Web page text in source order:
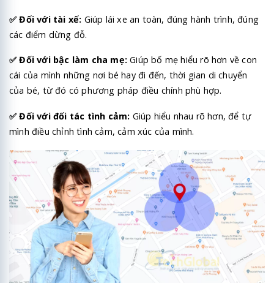
✅ Đối với tài xế: Giúp lái xe an toàn, đúng hành trình, đúng
các điểm dừng đỗ.
✅ Đối với bậc làm cha mẹ: Giúp bố mẹ hiểu rõ hơn về con
cái của mình những nơi bé hay đi đến, thời gian di chuyển
của bé, từ đó có phương pháp điều chính phù hợp.
✅ Đối với đối tác tình cảm: Giúp hiểu nhau rõ hơn, để tự
mình điều chỉnh tình cảm, cảm xúc của mình.